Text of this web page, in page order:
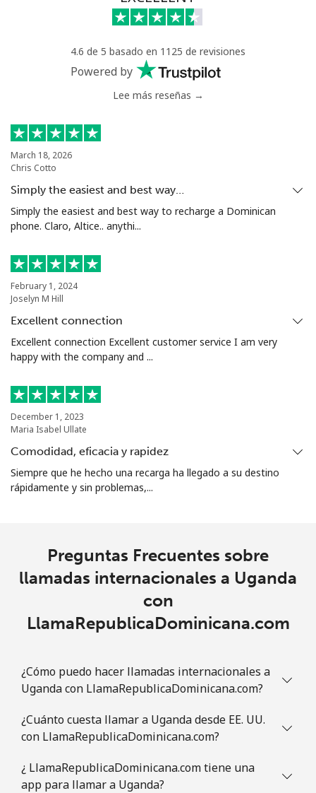
⁦16.9¢⁩ 29 min por ⁦$5⁩
⁦16.9¢⁩ 29 min por ⁦$5⁩
Tashkent ⁦16.5¢⁩
4.6 de 5 basado en 1125 de revisiones
Powered by
Lee más reseñas →
March 18, 2026
Chris Cotto
Simply the easiest and best way…
Simply the easiest and best way to recharge a Dominican
phone. Claro, Altice.. anythi...
February 1, 2024
Joselyn M Hill
Excellent connection
Excellent connection Excellent customer service I am very
happy with the company and ...
December 1, 2023
Maria Isabel Ullate
Comodidad, eficacia y rapidez
Siempre que he hecho una recarga ha llegado a su destino
rápidamente y sin problemas,...
Preguntas Frecuentes sobre
llamadas internacionales a Uganda
con
LlamaRepublicaDominicana.com
¿Cómo puedo hacer llamadas internacionales a
Uganda con LlamaRepublicaDominicana.com?
¿Cuánto cuesta llamar a Uganda desde EE. UU.
con LlamaRepublicaDominicana.com?
¿ LlamaRepublicaDominicana.com tiene una
app para llamar a Uganda?